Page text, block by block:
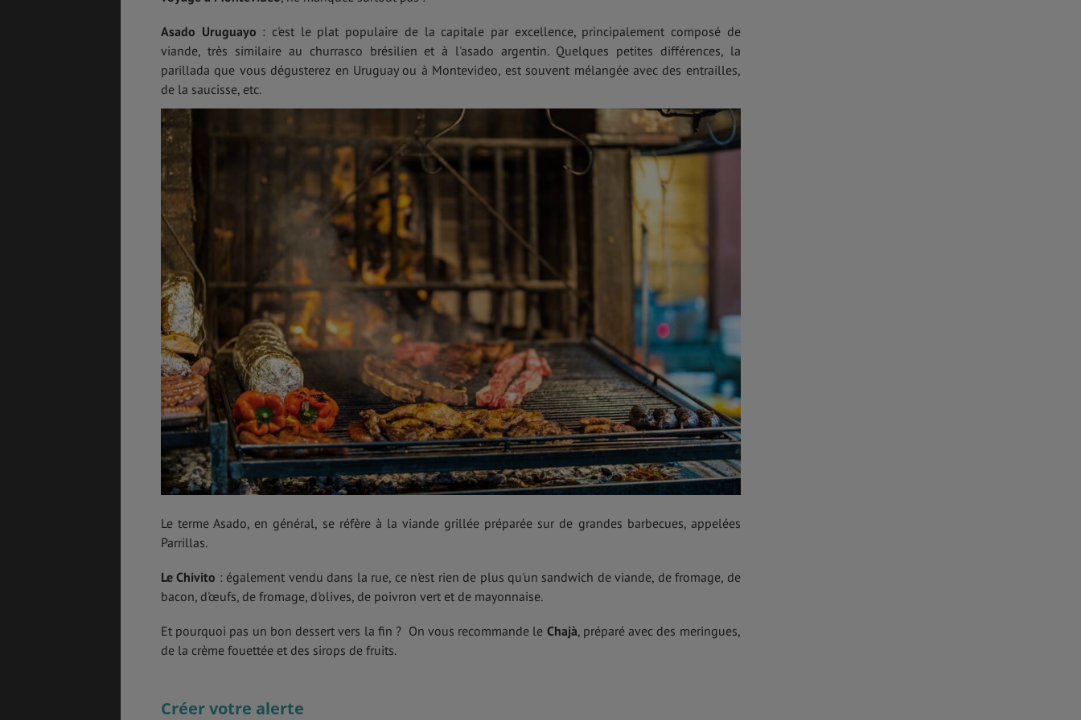
Asado Uruguayo : c'est le plat populaire de la capitale par excellence, principalement composé de
viande, très similaire au churrasco brésilien et à l'asado argentin. Quelques petites différences, la
parillada que vous dégusterez en Uruguay ou à Montevideo, est souvent mélangée avec des entrailles,
de la saucisse, etc.
Le terme Asado, en général, se réfère à la viande grillée préparée sur de grandes barbecues, appelées
Parrillas.
Le Chivito : également vendu dans la rue, ce n'est rien de plus qu'un sandwich de viande, de fromage, de
bacon, d'œufs, de fromage, d'olives, de poivron vert et de mayonnaise.
Et pourquoi pas un bon dessert vers la fin ? On vous recommande le Chajà, préparé avec des meringues,
de la crème fouettée et des sirops de fruits.
Créer votre alerte